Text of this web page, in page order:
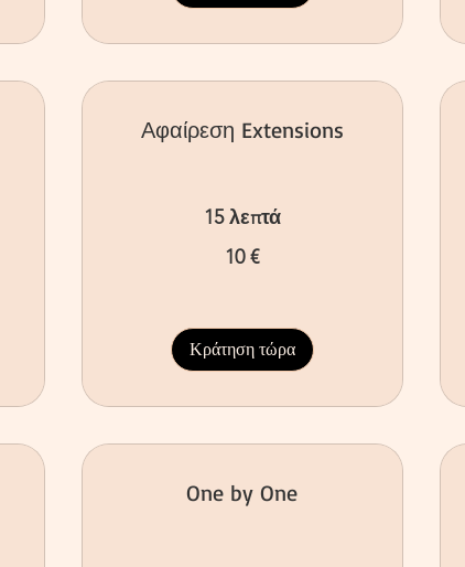
Αφαίρεση Extensions
15 λεπτά
10 €
Κράτηση τώρα
One by One